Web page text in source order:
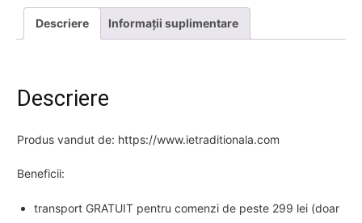
Descriere Informații suplimentare
Descriere
Produs vandut de: https://www.ietraditionala.com
Beneficii:
transport GRATUIT pentru comenzi de peste 299 lei (doar